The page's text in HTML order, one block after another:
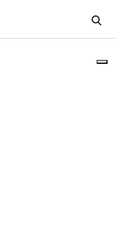
(молочное